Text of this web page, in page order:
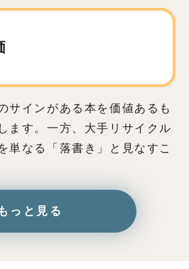
サインがある本を価値あるも
ます。一方、大手リサイクル
単なる「落書き」と見なすこ
もっと見る